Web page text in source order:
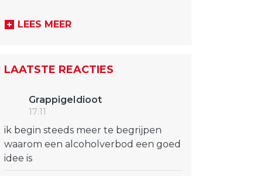
LEES MEER
LAATSTE REACTIES
GrappigeIdioot
17:11
ik begin steeds meer te begrijpen
waarom een alcoholverbod een goed
idee is